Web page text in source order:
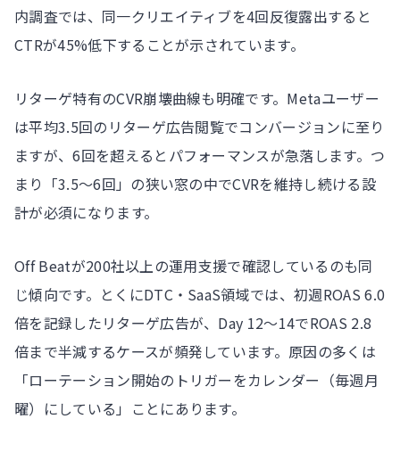
内調査では、同一クリエイティブを4回反復露出すると
CTRが45%低下することが示されています。
リターゲ特有のCVR崩壊曲線も明確です。Metaユーザー
は平均3.5回のリターゲ広告閲覧でコンバージョンに至り
ますが、6回を超えるとパフォーマンスが急落します。つ
まり「3.5〜6回」の狭い窓の中でCVRを維持し続ける設
計が必須になります。
Off Beatが200社以上の運用支援で確認しているのも同
じ傾向です。とくにDTC・SaaS領域では、初週ROAS 6.0
倍を記録したリターゲ広告が、Day 12〜14でROAS 2.8
倍まで半減するケースが頻発しています。原因の多くは
「ローテーション開始のトリガーをカレンダー（毎週月
曜）にしている」ことにあります。